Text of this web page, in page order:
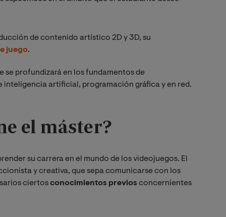
de contenido artístico 2D y 3D, su
juego.
se profundizará en los fundamentos de
inteligencia artificial, programación gráfica y en red.
el máster?
su carrera en el mundo de los videojuegos. El
y creativa, que sepa comunicarse con los
ciertosconocimientos previos concernientes